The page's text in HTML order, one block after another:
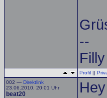
--
Filly
Profil ||
002 — Direktlink
23.06.2010, 20:01 Uhr
beat20 Hey